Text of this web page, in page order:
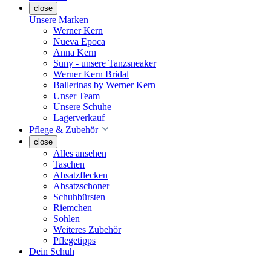
close
Unsere Marken
Werner Kern
Nueva Epoca
Anna Kern
Suny - unsere Tanzsneaker
Werner Kern Bridal
Ballerinas by Werner Kern
Unser Team
Unsere Schuhe
Lagerverkauf
Pflege & Zubehör
close
Alles ansehen
Taschen
Absatzflecken
Absatzschoner
Schuhbürsten
Riemchen
Sohlen
Weiteres Zubehör
Pflegetipps
Dein Schuh